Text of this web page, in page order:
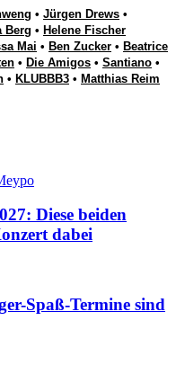
• Jürgen Drews •
Berg • Helene Fischer
Mai • Ben Zucker • Beatrice
• Die Amigos • Santiano •
• KLUBBB3 • Matthias Reim
Diese beiden
dabei
Spaß-Termine sind